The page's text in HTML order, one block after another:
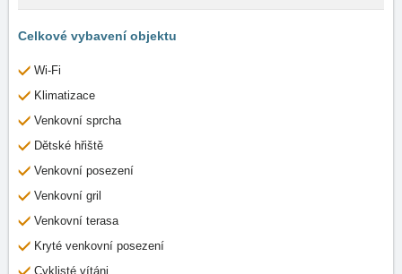
Celkové vybavení objektu
Wi-Fi
Klimatizace
Venkovní sprcha
Dětské hřiště
Venkovní posezení
Venkovní gril
Venkovní terasa
Kryté venkovní posezení
Cyklisté vítáni